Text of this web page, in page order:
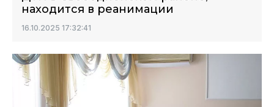
находится в реанимации
16.10.2025 17:32:41